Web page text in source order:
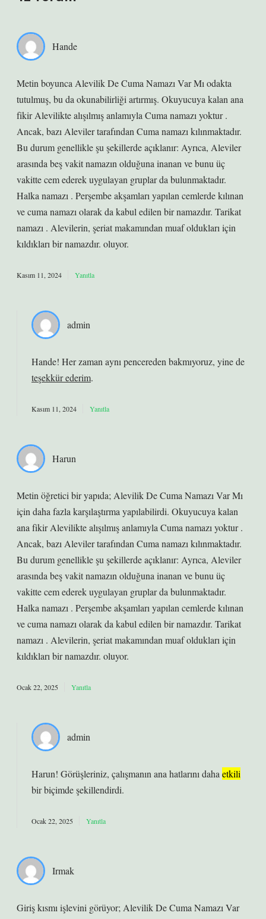
Hande
Metin boyunca Alevilik De Cuma Namazı Var Mı odakta
tutulmuş, bu da okunabilirliği artırmış. Okuyucuya kalan ana
fikir Alevilikte alışılmış anlamıyla Cuma namazı yoktur .
Ancak, bazı Aleviler tarafından Cuma namazı kılınmaktadır.
Bu durum genellikle şu şekillerde açıklanır: Ayrıca, Aleviler
arasında beş vakit namazın olduğuna inanan ve bunu üç
vakitte cem ederek uygulayan gruplar da bulunmaktadır.
Halka namazı . Perşembe akşamları yapılan cemlerde kılınan
ve cuma namazı olarak da kabul edilen bir namazdır. Tarikat
namazı . Alevilerin, şeriat makamından muaf oldukları için
kıldıkları bir namazdır. oluyor.
Kasım 11, 2024 Yanıtla
admin
Hande! Her zaman aynı pencereden bakmıyoruz, yine de
teşekkür ederim.
Kasım 11, 2024 Yanıtla
Harun
Metin öğretici bir yapıda; Alevilik De Cuma Namazı Var Mı
için daha fazla karşılaştırma yapılabilirdi. Okuyucuya kalan
ana fikir Alevilikte alışılmış anlamıyla Cuma namazı yoktur .
Ancak, bazı Aleviler tarafından Cuma namazı kılınmaktadır.
Bu durum genellikle şu şekillerde açıklanır: Ayrıca, Aleviler
arasında beş vakit namazın olduğuna inanan ve bunu üç
vakitte cem ederek uygulayan gruplar da bulunmaktadır.
Halka namazı . Perşembe akşamları yapılan cemlerde kılınan
ve cuma namazı olarak da kabul edilen bir namazdır. Tarikat
namazı . Alevilerin, şeriat makamından muaf oldukları için
kıldıkları bir namazdır. oluyor.
Ocak 22, 2025 Yanıtla
admin
Harun! Görüşleriniz, çalışmanın ana hatlarını daha etkili
bir biçimde şekillendirdi.
Ocak 22, 2025 Yanıtla
Irmak
Giriş kısmı işlevini görüyor; Alevilik De Cuma Namazı Var